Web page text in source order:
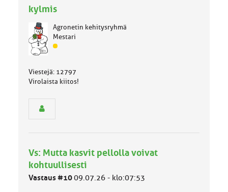
kylmis
Agronetin kehitysryhmä
Mestari
J
e
n
u
o
k
Viestejä: 12797
Virolaista kiitos!
Vs: Mutta kasvit pellolla voivat
kohtuullisesti
Vastaus #1009.07.26 - klo:07:53